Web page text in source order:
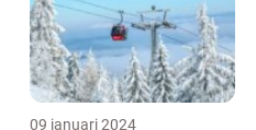
09 januari 2024